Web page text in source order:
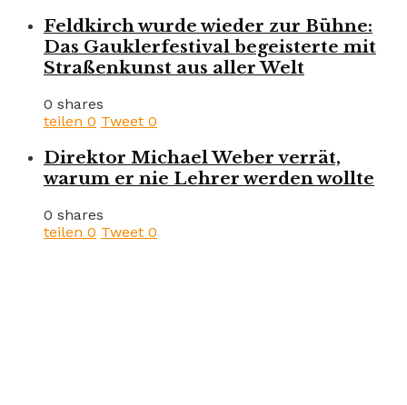
Feldkirch wurde wieder zur Bühne:
Das Gauklerfestival begeisterte mit
Straßenkunst aus aller Welt
0 shares
teilen 0 Tweet 0
Direktor Michael Weber verrät,
warum er nie Lehrer werden wollte
0 shares
teilen 0 Tweet 0